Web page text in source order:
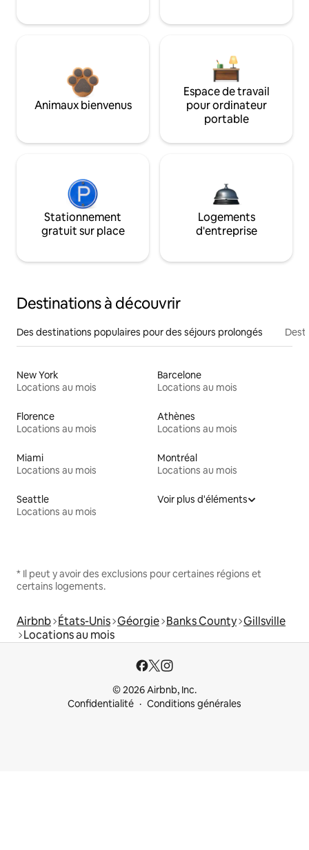
Animaux bienvenus
Espace de travail
pour ordinateur
portable
Stationnement
gratuit sur place
Logements
d'entreprise
Destinations à découvrir
Des destinations populaires pour des séjours prolongés
New York
Locations au mois
Barcelone
Locations au mois
Florence
Locations au mois
Athènes
Locations au mois
Miami
Locations au mois
Montréal
Locations au mois
Seattle
Locations au mois
Voir plus d'éléments
* Il peut y avoir des exclusions pour certaines régions et
certains logements.
Airbnb États-Unis Géorgie Banks County Gillsville
Locations au mois
© 2026 Airbnb, Inc.
Confidentialité
Conditions générales